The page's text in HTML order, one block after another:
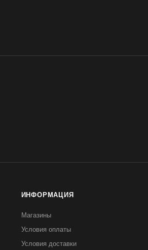
ИНФОРМАЦИЯ
Магазины
Условия оплаты
Условия доставки